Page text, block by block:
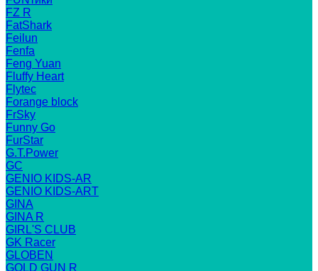
FZ R
FatShark
Feilun
Fenfa
Feng Yuan
Fluffy Heart
Flytec
Forange block
FrSky
Funny Go
FurStar
G.T.Power
GC
GENIO KIDS-AR
GENIO KIDS-ART
GINA
GINA R
GIRL'S CLUB
GK Racer
GLOBEN
GOLD GUN R